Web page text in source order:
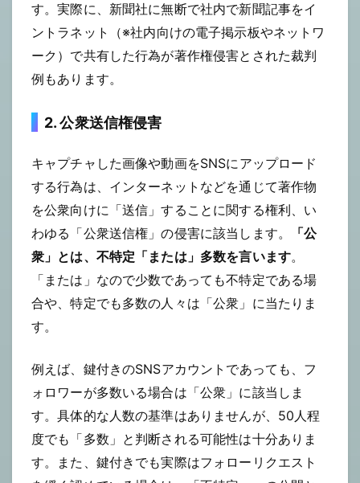
す。実際に、新聞社に無断で社内で新聞記事をイ
ントラネット（※社内向けの電子掲示板やネットワ
ーク）で共有した行為が著作権侵害とされた裁判
例もあります。
2. 公衆送信権侵害
キャプチャした画像や動画をSNSにアップロード
する行為は、インターネットなどを通じて著作物
を公衆向けに「送信」することに関する権利、い
わゆる「公衆送信権」の侵害に該当します。
「公
衆」とは、不特定「または」多数を言います。
「または」なので少数であっても不特定である場
合や、特定でも多数の人々は「公衆」に当たりま
す。
例えば、鍵付きのSNSアカウントであっても、フ
ォロワーが多数いる場合は「公衆」に該当しま
す。具体的な人数の基準はありませんが、50人程
度でも「多数」と判断される可能性は十分ありま
す。また、鍵付きでも実際はフォローリクエスト